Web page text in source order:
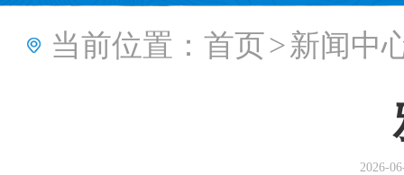
当前位置： 首页>新闻中
2026-